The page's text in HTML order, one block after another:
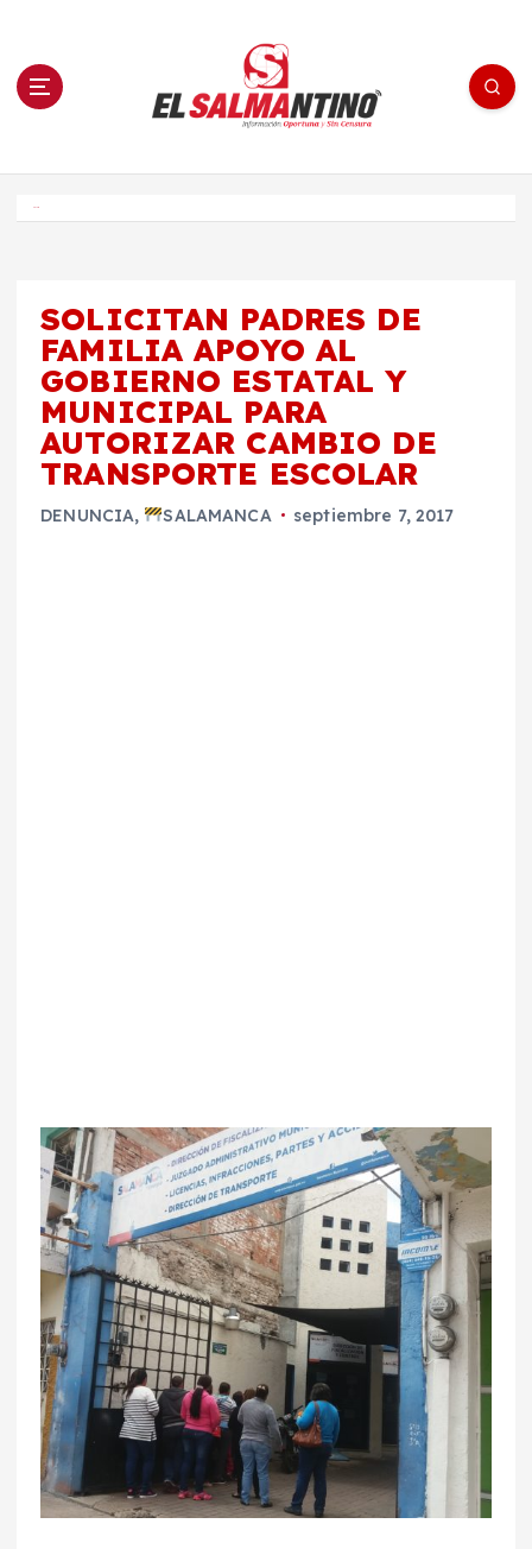
n El Salmantino - medios/noticias/editorial
SOLICITAN PADRES DE
FAMILIA APOYO AL
GOBIERNO ESTATAL Y
MUNICIPAL PARA
AUTORIZAR CAMBIO DE
TRANSPORTE ESCOLAR
DENUNCIA, SALAMANCA septiembre 7, 2017